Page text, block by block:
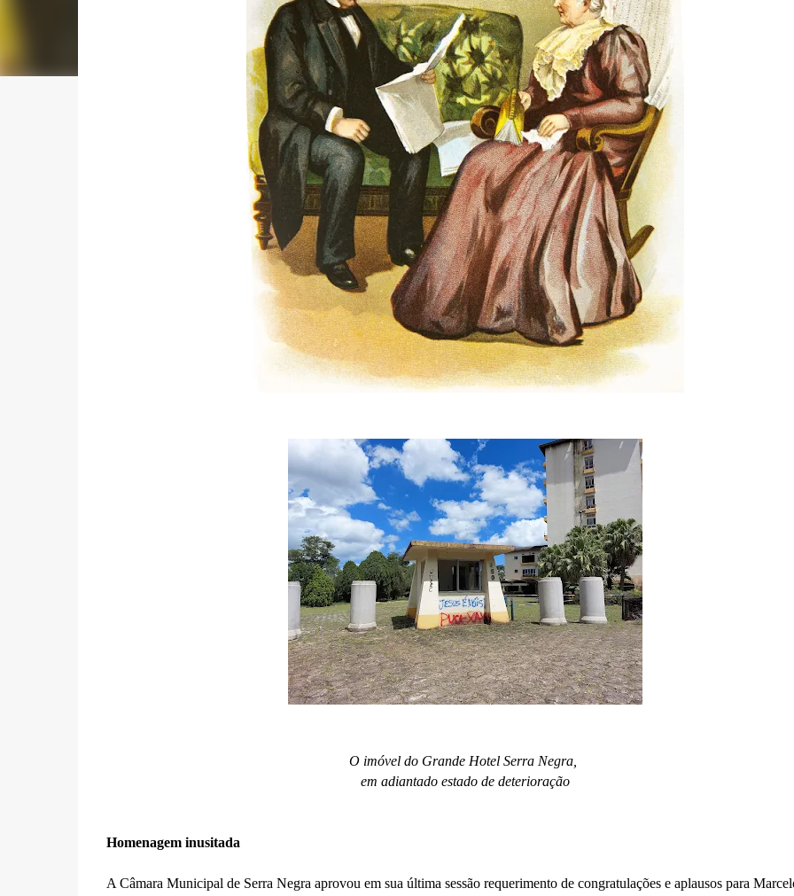
O imóvel do Grande Hotel Serra Negra,
em adiantado estado de deterioração
Homenagem inusitada
A Câmara Municipal de Serra Negra aprovou em sua última sessão requerimento de congratulações e aplausos para